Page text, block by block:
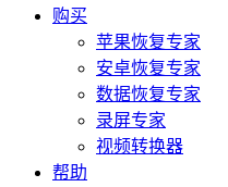
购买
苹果恢复专家
安卓恢复专家
数据恢复专家
录屏专家
视频转换器
帮助